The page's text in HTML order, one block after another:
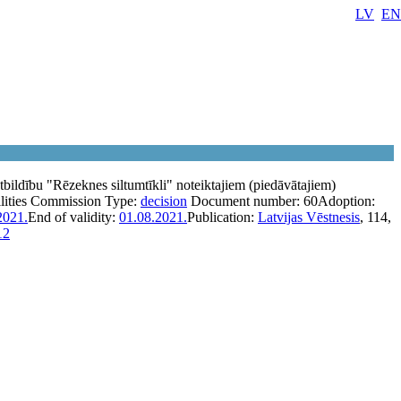
LV EN
"Rēzeknes siltumtīkli" noteiktajiem (piedāvātajiem)
Commission Type: decision Document number: 60Adoption:
End of validity: 01.08.2021.Publication: Latvijas Vēstnesis, 114,